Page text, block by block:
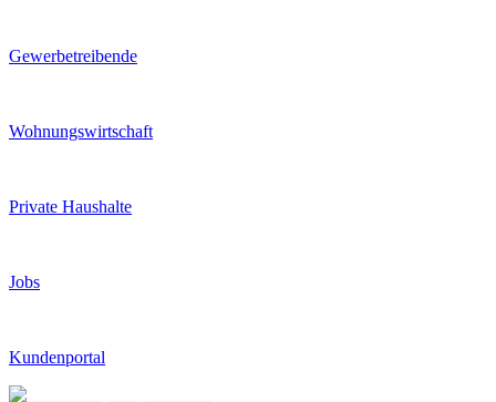
Gewerbetreibende
Wohnungswirtschaft
Private Haushalte
Jobs
Kundenportal